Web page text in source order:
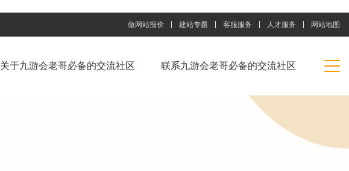
做网站报价 建站专题 客服服务 人才服务 网站地图
关于九游会老哥必备的交流社区 联系九游会老哥必备的交流社区